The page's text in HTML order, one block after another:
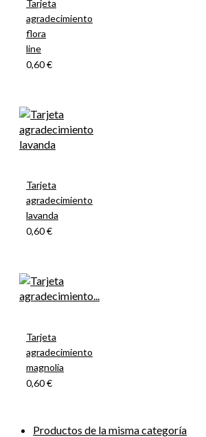
Tarjeta
agradecimiento
flora
line
0,60 €
Tarjeta
agradecimiento
lavanda
0,60 €
Tarjeta
agradecimiento
magnolia
0,60 €
Productos de la misma categoría